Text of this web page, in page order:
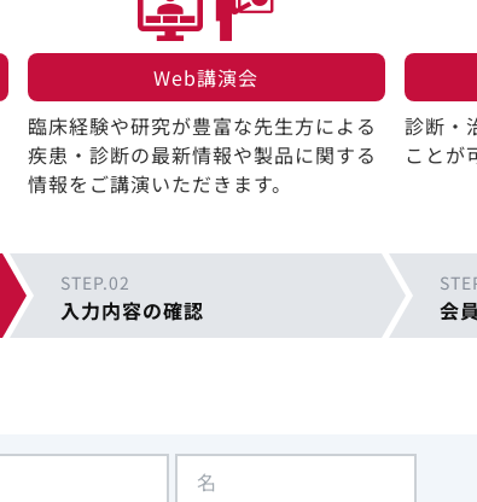
Web講演会​
臨床経験や研究が豊富な先生方による
疾患・診断の最新情報や製品に関する
情報をご講演いただきます。
診断・
ことが
STEP.02
入力内容の確認 会